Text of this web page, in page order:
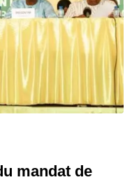
mandat de